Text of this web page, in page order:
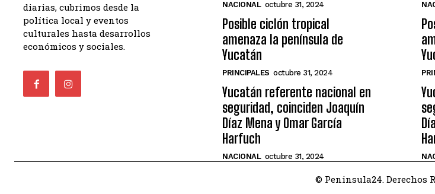
diarias, cubrimos desde la
política local y eventos
culturales hasta desarrollos
económicos y sociales.
NACIONAL octubre 31, 2024
Posible ciclón tropical
amenaza la península de
Yucatán
PRINCIPALES octubre 31, 2024
Yucatán referente nacional en
seguridad, coinciden Joaquín
Díaz Mena y Omar García
Harfuch
NACIONAL octubre 31, 2024
© Peninsula24. Derechos